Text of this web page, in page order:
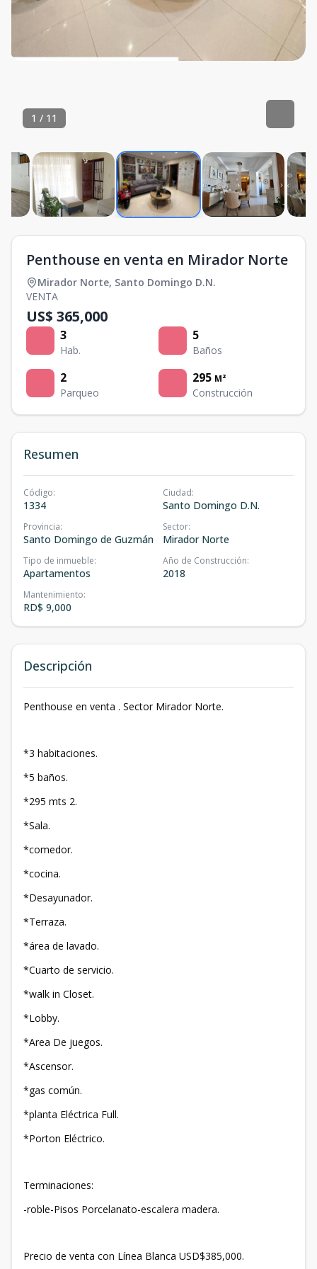
1 / 11
Penthouse en venta en Mirador Norte
Mirador Norte, Santo Domingo D.N.
VENTA
US$ 365,000
3
Hab.
5
Baños
2
Parqueo
295 M²
Construcción
Resumen
Código:
1334
Ciudad:
Santo Domingo D.N.
Provincia:
Santo Domingo de Guzmán
Sector:
Mirador Norte
Tipo de inmueble:
Apartamentos
Año de Construcción:
2018
Mantenimiento:
RD$ 9,000
Descripción
Penthouse en venta . Sector Mirador Norte.
*3 habitaciones.
*5 baños.
*295 mts 2.
*Sala.
*comedor.
*cocina.
*Desayunador.
*Terraza.
*área de lavado.
*Cuarto de servicio.
*walk in Closet.
*Lobby.
*Area De juegos.
*Ascensor.
*gas común.
*planta Eléctrica Full.
*Porton Eléctrico.
Terminaciones:
-roble-Pisos Porcelanato-escalera madera.
Precio de venta con Línea Blanca USD$385,000.